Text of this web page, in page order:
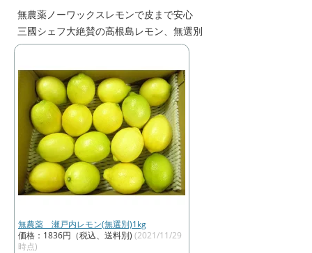
無農薬ノーワックスレモンで皮まで安心
三國シェフ大絶賛の高根島レモン、無選別
無農薬 瀬戸内レモン(無選別)1kg
価格：1836円（税込、送料別) (2021/11/29
時点)